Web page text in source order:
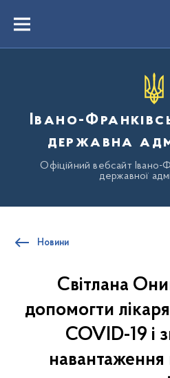
вмістуMenu
Івано-
державна
Офіційний вебсайт Івано-
державної
Новини
Світлана
допомогти
COVID-19 і
навантаження